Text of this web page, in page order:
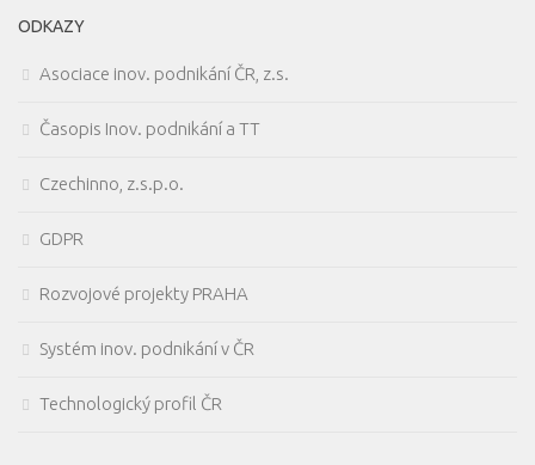
ODKAZY
Asociace inov. podnikání ČR, z.s.
Časopis Inov. podnikání a TT
Czechinno, z.s.p.o.
GDPR
Rozvojové projekty PRAHA
Systém inov. podnikání v ČR
Technologický profil ČR